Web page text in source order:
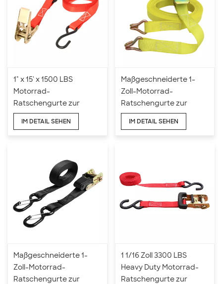
1" x 15' x 1500 LBS
Motorrad-
Ratschengurte zur
Befestigung mit S-Haken
IM DETAIL SEHEN
Maßgeschneiderte 1-
Zoll-Motorrad-
Ratschengurte zur
Befestigung mit
IM DETAIL SEHEN
Maßgeschneiderte 1-
Zoll-Motorrad-
Ratschengurte zur
1 1/16 Zoll 3300 LBS
Heavy Duty Motorrad-
Ratschengurte zur